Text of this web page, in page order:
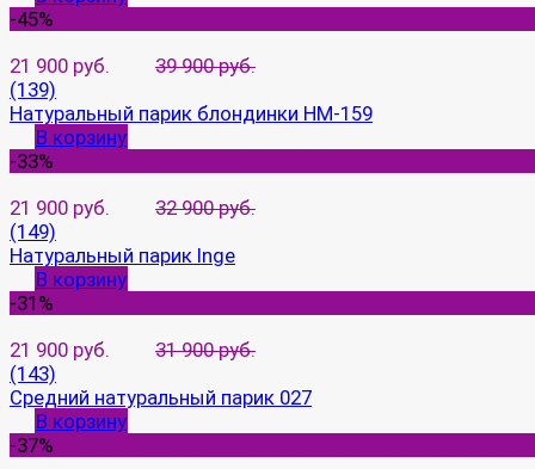
-45%
21 900 руб.
39 900 руб.
(139)
Натуральный парик блондинки HM-159
В корзину
-33%
21 900 руб.
32 900 руб.
(149)
Натуральный парик Inge
В корзину
-31%
21 900 руб.
31 900 руб.
(143)
Средний натуральный парик 027
В корзину
-37%